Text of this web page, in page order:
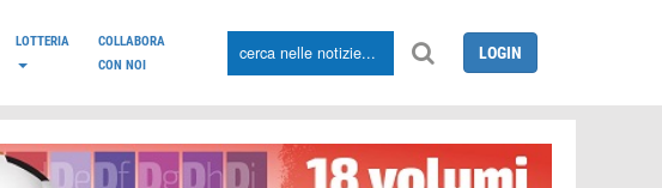
LOTTERIA
COLLABORA
CON NOI
LOGIN